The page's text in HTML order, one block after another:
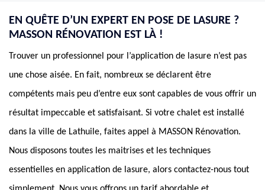
EN QUÊTE D’UN EXPERT EN POSE DE LASURE ?
MASSON RÉNOVATION EST LÀ !
Trouver un professionnel pour l’application de lasure n’est pas
une chose aisée. En fait, nombreux se déclarent être
compétents mais peu d’entre eux sont capables de vous offrir un
résultat impeccable et satisfaisant. Si votre chalet est installé
dans la ville de Lathuile, faites appel à MASSON Rénovation.
Nous disposons toutes les maitrises et les techniques
essentielles en application de lasure, alors contactez-nous tout